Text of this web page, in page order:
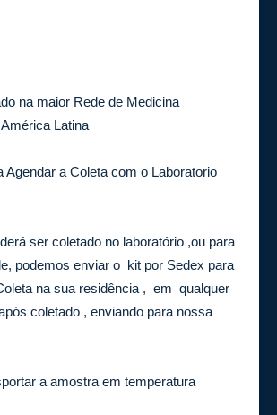
na maior Rede de Medicina
Latina
Agendar a Coleta com o Laboratorio
ser coletado no laboratório ,ou para
podemos enviar o kit por Sedex para
na sua residência , em qualquer
coletado , enviando para nossa
a amostra em temperatura